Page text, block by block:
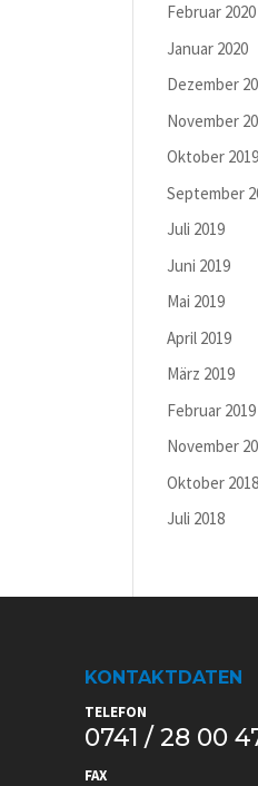
Februar 2020
Januar 2020
Dezember
November
Oktober 2019
September
Juli 2019
Juni 2019
Mai 2019
April 2019
März 2019
Februar 2019
November
Oktober 2018
Juli 2018
KONTAKTDATEN
TELEFON
0741 / 28 00
FAX